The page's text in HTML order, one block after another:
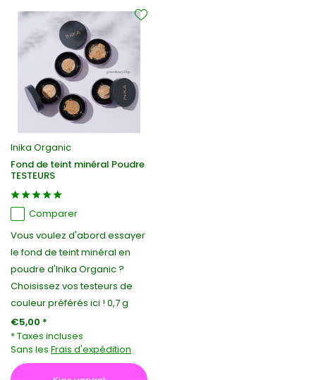
Inika Organic
Fond de teint minéral Poudre
TESTEURS
Comparer
Vous voulez d'abord essayer
le fond de teint minéral en
poudre d'Inika Organic ?
Choisissez vos testeurs de
couleur préférés ici ! 0,7 g
€5,00 *
* Taxes incluses
Sans les Frais d'expédition